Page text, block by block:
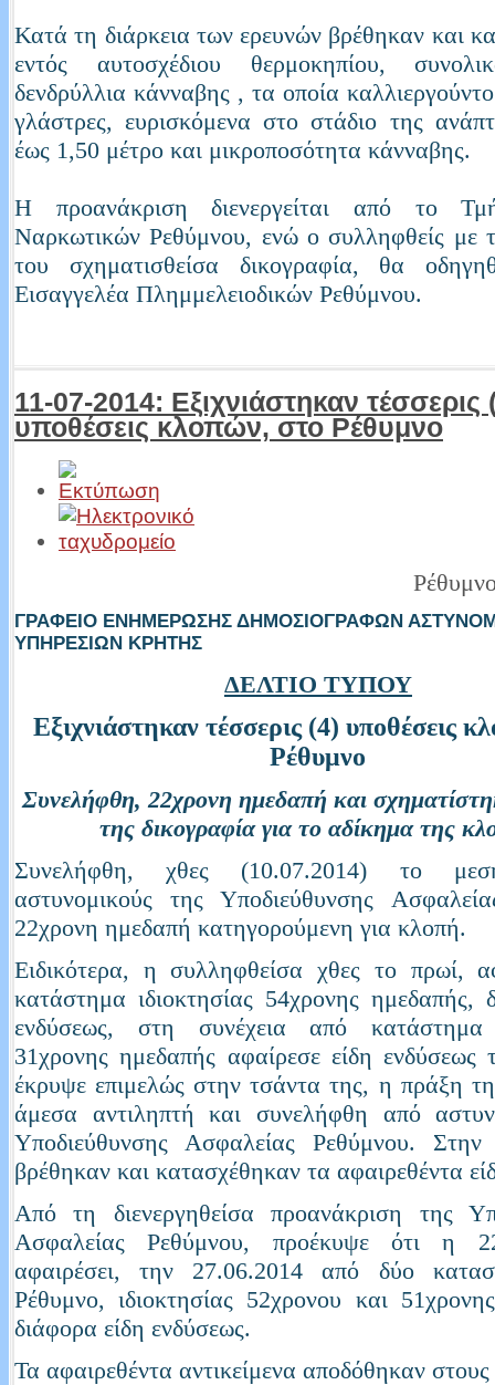
Κατά τη διάρκεια των ερευνών βρέθηκαν και
εντός αυτοσχέδιου θερμοκηπίου,
δενδρύλλια κάνναβης , τα οποία
γλάστρες, ευρισκόμενα στο στάδιο της
έως 1,50 μέτρο και μικροποσότητα κάνναβης.
Η προανάκριση διενεργείται από το
Ναρκωτικών Ρεθύμνου, ενώ ο συλληφθείς με
του σχηματισθείσα δικογραφία, θα
Εισαγγελέα Πλημμελειοδικών Ρεθύμνου.
11-07-2014: Εξιχνιάστηκαν τέσσερις
υποθέσεις κλοπών, στο Ρέθυμνο
ΓΡΑΦΕΙΟ ΕΝΗΜΕΡΩΣΗΣ ΔΗΜΟΣΙΟΓΡΑΦΩΝ
ΥΠΗΡΕΣΙΩΝ ΚΡΗΤΗΣ
ΔΕΛΤΙΟ ΤΥΠΟΥ
Εξιχνιάστηκαν τέσσερις (4) υποθέσεις
Ρέθυμνο
Συνελήφθη, 22χρονη ημεδαπή και
της δικογραφία για το αδίκημα της
Συνελήφθη, χθες (10.07.2014) το
αστυνομικούς της Υποδιεύθυνσης
22χρονη ημεδαπή κατηγορούμενη για κλοπή.
Ειδικότερα, η συλληφθείσα χθες το πρωί,
κατάστημα ιδιοκτησίας 54χρονης ημεδαπής,
ενδύσεως, στη συνέχεια από κατάστημα
31χρονης ημεδαπής αφαίρεσε είδη ενδύσεως
έκρυψε επιμελώς στην τσάντα της, η πράξη
άμεσα αντιληπτή και συνελήφθη από
Υποδιεύθυνσης Ασφαλείας Ρεθύμνου.
βρέθηκαν και κατασχέθηκαν τα αφαιρεθέντα
Από τη διενεργηθείσα προανάκριση της
Ασφαλείας Ρεθύμνου, προέκυψε ότι η
αφαιρέσει, την 27.06.2014 από δύο
Ρέθυμνο, ιδιοκτησίας 52χρονου και
διάφορα είδη ενδύσεως.
Τα αφαιρεθέντα αντικείμενα αποδόθηκαν